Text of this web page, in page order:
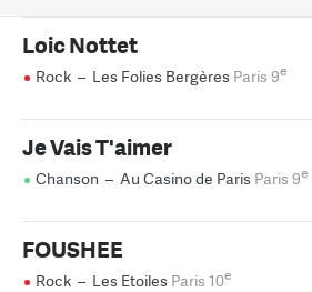
Loic Nottet
Rock – Les Folies Bergères Paris 9e
Je Vais T'aimer
Chanson – Au Casino de Paris Paris 9e
FOUSHEE
Rock – Les Etoiles Paris 10e